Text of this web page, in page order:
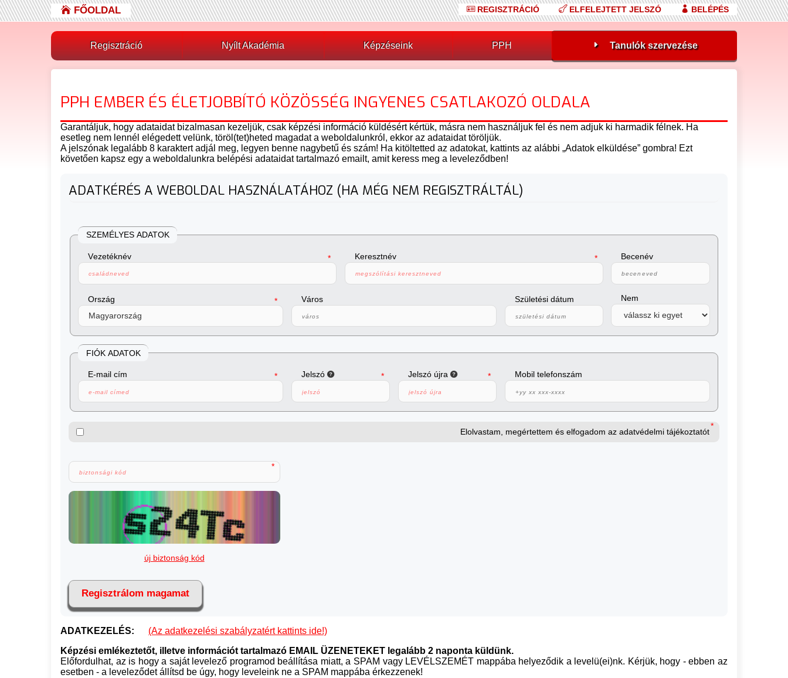
REGISZTRÁCIÓ ELFELEJTETT JELSZÓ BELÉPÉS
FŐOLDAL
Regisztráció Nyílt Akadémia Képzéseink PPH Tanulók szervezése
PPH EMBER ÉS ÉLETJOBBÍTÓ KÖZÖSSÉG INGYENES CSATLAKOZÓ OLDALA
Garantáljuk, hogy adataidat bizalmasan kezeljük, csak képzési információ küldésért kértük, másra nem használjuk fel és nem adjuk ki harmadik félnek. Ha
esetleg nem lennél elégedett velünk, töröl(tet)heted magadat a weboldalunkról, ekkor az adataidat töröljük.
A jelszónak legalább 8 karaktert adjál meg, legyen benne nagybetű és szám! Ha kitöltetted az adatokat, kattints az alábbi „Adatok elküldése” gombra! Ezt
követően kapsz egy a weboldalunkra belépési adataidat tartalmazó emailt, amit keress meg a leveleződben!
ADATKÉRÉS A WEBOLDAL HASZNÁLATÁHOZ (HA MÉG NEM REGISZTRÁLTÁL)
SZEMÉLYES ADATOK
Vezetéknév Keresztnév Becenév
Ország Város Születési dátum Nem
FIÓK ADATOK
E-mail cím Jelszó Jelszó újra Mobil telefonszám
Elolvastam, megértettem és elfogadom az adatvédelmi tájékoztatót
új biztonság kód
Regisztrálom magamat
ADATKEZELÉS:
(Az adatkezelési szabályzatért kattints ide!)
Képzési emlékeztetőt, illetve információt tartalmazó EMAIL ÜZENETEKET legalább 2 naponta küldünk.
Előfordulhat, az is hogy a saját levelező programod beállítása miatt, a SPAM vagy LEVÉLSZEMÉT mappába helyeződik a levelü(ei)nk. Kérjük, hogy - ebben az
esetben - a leveleződet állítsd be úgy, hogy leveleink ne a SPAM mappába érkezzenek!